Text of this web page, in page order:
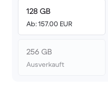
128 GB
Ab: 157.00 EUR
256 GB
Ausverkauft